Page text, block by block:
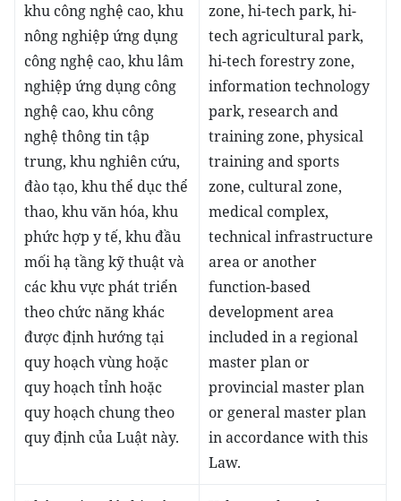
khu công nghệ cao, khu
nông nghiệp ứng dụng
công nghệ cao, khu lâm
nghiệp ứng dụng công
nghệ cao, khu công
nghệ thông tin tập
trung, khu nghiên cứu,
đào tạo, khu thể dục thể
thao, khu văn hóa, khu
phức hợp y tế, khu đầu
mối hạ tầng kỹ thuật và
các khu vực phát triển
theo chức năng khác
được định hướng tại
quy hoạch vùng hoặc
quy hoạch tỉnh hoặc
quy hoạch chung theo
quy định của Luật này.
zone, hi-tech park, hi-
tech agricultural park,
hi-tech forestry zone,
information technology
park, research and
training zone, physical
training and sports
zone, cultural zone,
medical complex,
technical infrastructure
area or another
function-based
development area
included in a regional
master plan or
provincial master plan
or general master plan
in accordance with this
Law.